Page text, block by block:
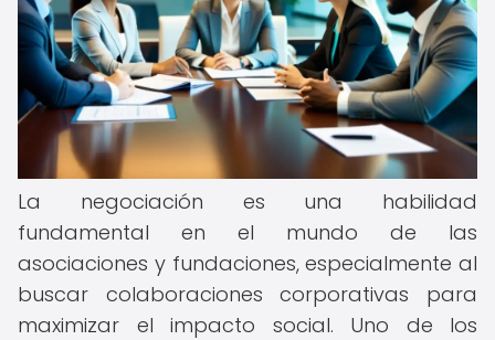
La negociación es una habilidad
fundamental en el mundo de las
asociaciones y fundaciones, especialmente al
buscar colaboraciones corporativas para
maximizar el impacto social. Uno de los